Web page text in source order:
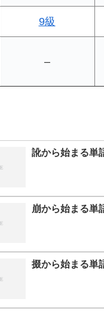
9級
–
訛から始まる単
崩から始まる単
掇から始まる単